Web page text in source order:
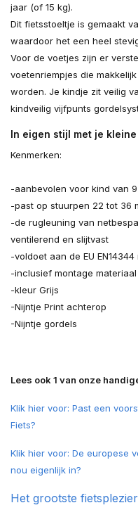
jaar (of 15 kg).
Dit fietsstoeltje is gemaakt
waardoor het een heel
Voor de voetjes zijn er
voetenriempjes die
worden. Je kindje zit veilig
kindveilig vijfpunts
In eigen stijl met je
Kenmerken:
-aanbevolen voor kind van
-past op stuurpen 22 tot 36
-de rugleuning van
ventilerend en slijtvast
-voldoet aan de EU EN14344
-inclusief montage materiaal
-kleur Grijs
-Nijntje Print achterop
-Nijntje gordels
Lees ook 1 van onze
Klik hier voor: Past een
Fiets?
Klik hier voor: De europese
nou eigenlijk in?
Het grootste